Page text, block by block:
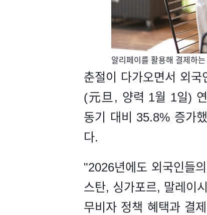
알리페이를 활용해 결제하
춘절이 다가오면서 외
(元旦, 양력 1월 1일) 연
동기 대비 35.8% 증가
다.
"2026년에도 외국인들
스탄, 싱가포르, 말레이
무비자 정책 혜택과 결